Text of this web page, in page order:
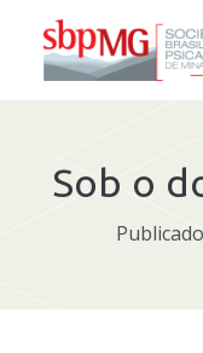
Skip to content
Sob o